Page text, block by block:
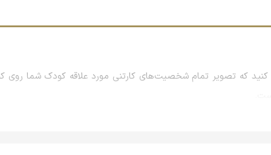
که تصویر تمام شخصیت‌های کارتنی مورد علاقه کودک شما روی